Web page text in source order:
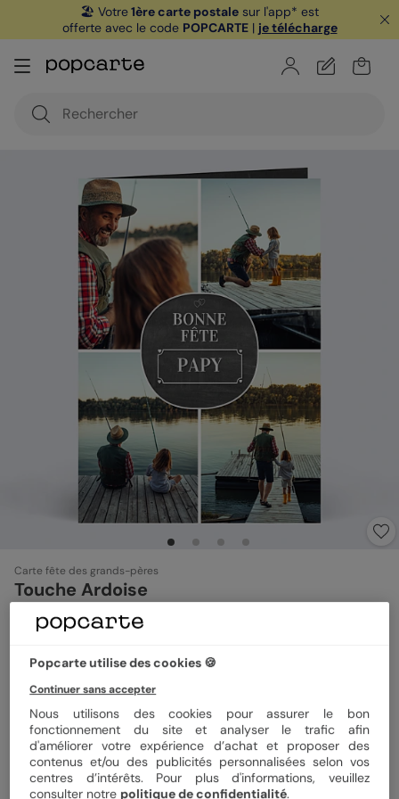
🏖️ Votre1ère carte postale sur l'app* est
offerte avec le code POPCARTE| je télécharge
Carte fête des grands-pères
Touche Ardoise
5 1avis)
Format
Papier Papier Satiné
Popcarte utilise des cookies 🍪
Continuer sans accepter
Nous utilisons des cookies pour assurer le bon
fonctionnement du site et analyser le trafic afin
d'améliorer votre expérience d’achat et proposer des
contenus et/ou des publicités personnalisées selon vos
centres d’intérêts. Pour plus d'informations, veuillez
consulter notre politique de confidentialité.